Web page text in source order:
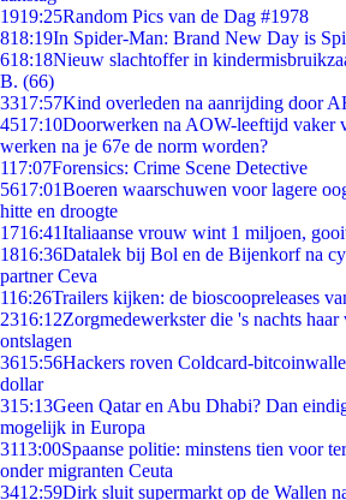
1919:25Random Pics van de Dag #1978
818:19In Spider-Man: Brand New Day is
618:18Nieuw slachtoffer in
B. (66)
3317:57Kind overleden na aanrijding door
4517:10Doorwerken na AOW-leeftijd vaker
werken na je 67e de norm worden?
117:07Forensics: Crime Scene Detective
5617:01Boeren waarschuwen voor lagere
hitte en droogte
1716:41Italiaanse vrouw wint 1 miljoen,
1816:36Datalek bij Bol en de Bijenkorf na
partner Ceva
116:26Trailers kijken: de bioscoopreleases
2316:12Zorgmedewerkster die 's nachts
ontslagen
3615:56Hackers roven Coldcard-
dollar
315:13Geen Qatar en Abu Dhabi? Dan
mogelijk in Europa
3113:00Spaanse politie: minstens tien voor
onder migranten Ceuta
3412:59Dirk sluit supermarkt op de Wallen